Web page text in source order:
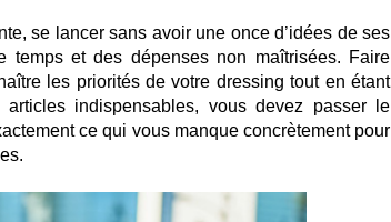
se lancer sans avoir une once d’idées de ses
temps et des dépenses non maîtrisées. Faire
les priorités de votre dressing tout en étant
indispensables, vous devez passer le
ce qui vous manque concrètement pour